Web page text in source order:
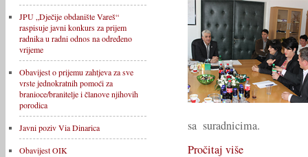
JPU „Dječije obdanište Vareš“
raspisuje javni konkurs za prijem
radnika u radni odnos na određeno
vrijeme
Obavijest o prijemu zahtjeva za sve
vrste jednokratnih pomoći za
branioce/branitelje i članove njihovih
porodica
Javni poziv Via Dinarica
Obavijest OIK
sa suradnicima.
Pročitaj više